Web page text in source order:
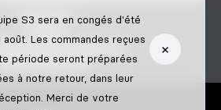
S3 sera en congés d'été
août. Les commandes reçues
période seront préparées
à notre retour, dans leur
Merci de votre
×
CONTACT
FAQS
UN REVENDEUR
B2B PAIEMENT